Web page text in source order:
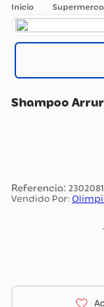
Shampoo
: 2302081
Vendido Por: